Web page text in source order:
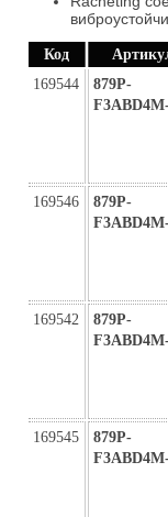
Код
169544
879P-
169546
879P-
169542
879P-
169545
879P-